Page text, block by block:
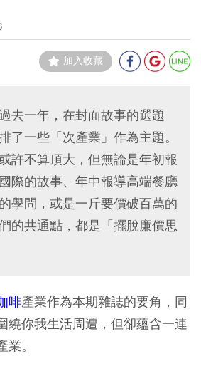
加入收藏
去一年，在封面故事的選題
了一些「次產業」作為主題。
許不算頂大，但無論是年初報
際的故事、年中報導高端餐廳
學問，或是一斤要價破百萬的
的共通點，都是「擺脫廉價思
啡產業作為本期雜誌的要角，同
繞你我生活周遭，但卻蘊含一連
。